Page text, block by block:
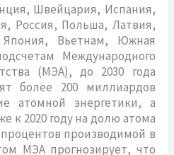
Швейцария, Испания,
Россия, Польша, Латвия,
Япония, Вьетнам, Южная
Международного
(МЭА), до 2030 года
более 200 миллиардов
атомной энергетики, а
к 2020 году на долю атома
производимой в
МЭА прогнозирует, что